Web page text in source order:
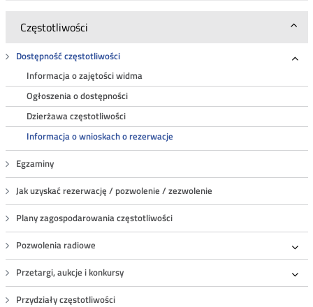
Częstotliwości
Dostępność częstotliwości
Informacja o zajętości widma
Ogłoszenia o dostępności
Dzierżawa częstotliwości
Informacja o wnioskach o rezerwacje
Egzaminy
Jak uzyskać rezerwację / pozwolenie / zezwolenie
Plany zagospodarowania częstotliwości
Pozwolenia radiowe
Przetargi, aukcje i konkursy
Przydziały częstotliwości